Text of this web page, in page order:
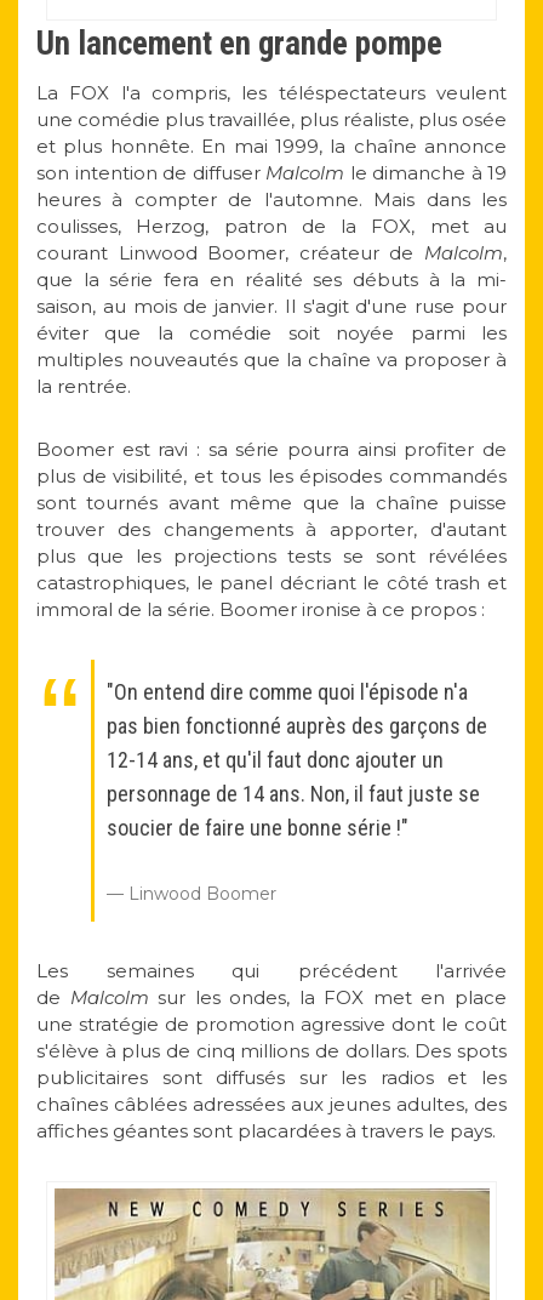
Un lancement en grande pompe
La FOX l'a compris, les téléspectateurs veulent
une comédie plus travaillée, plus réaliste, plus osée
et plus honnête. En mai 1999, la chaîne annonce
son intention de diffuser Malcolm le dimanche à 19
heures à compter de l'automne. Mais dans les
coulisses, Herzog, patron de la FOX, met au
courant Linwood Boomer, créateur de Malcolm,
que la série fera en réalité ses débuts à la mi-
saison, au mois de janvier. Il s'agit d'une ruse pour
éviter que la comédie soit noyée parmi les
multiples nouveautés que la chaîne va proposer à
la rentrée.
Boomer est ravi : sa série pourra ainsi profiter de
plus de visibilité, et tous les épisodes commandés
sont tournés avant même que la chaîne puisse
trouver des changements à apporter, d'autant
plus que les projections tests se sont révélées
catastrophiques, le panel décriant le côté trash et
immoral de la série. Boomer ironise à ce propos :
"On entend dire comme quoi l'épisode n'a
pas bien fonctionné auprès des garçons de
12-14 ans, et qu'il faut donc ajouter un
personnage de 14 ans. Non, il faut juste se
soucier de faire une bonne série !"
Linwood Boomer
Les semaines qui précédent l'arrivée
de Malcolm sur les ondes, la FOX met en place
une stratégie de promotion agressive dont le coût
s'élève à plus de cinq millions de dollars. Des spots
publicitaires sont diffusés sur les radios et les
chaînes câblées adressées aux jeunes adultes, des
affiches géantes sont placardées à travers le pays.